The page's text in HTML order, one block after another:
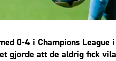
0-4 i Champions
gjorde att de aldrig fick